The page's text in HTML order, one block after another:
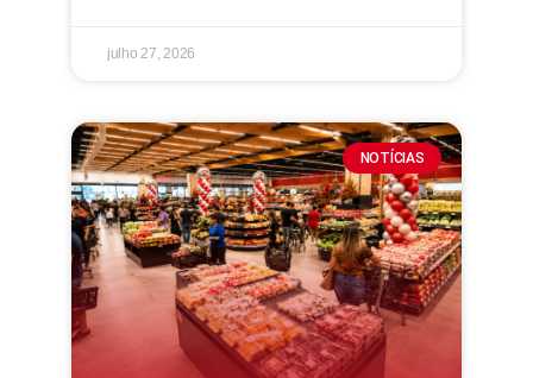
julho 27, 2026
NOTÍCIAS